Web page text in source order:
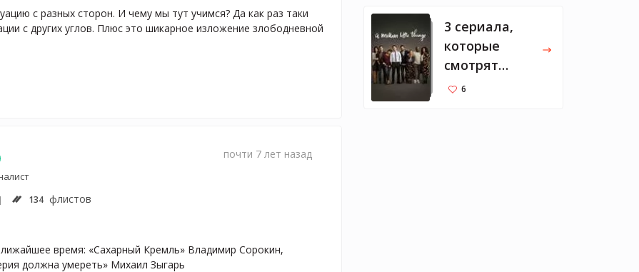
с разных сторон. И чему мы тут учимся? Да как раз таки
с других углов. Плюс это шикарное изложение злободневной
134 флистов
почти 7 лет назад
время: «Сахарный Кремль» Владимир Сорокин,
должна умереть» Михаил Зыгарь
3 сериала,
которые
смотрят
Мелинда и
6